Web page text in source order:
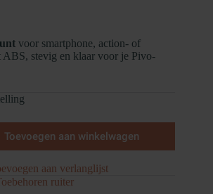
of chemische reinigingsmiddelen
voor smartphone, action- of
ABS, stevig en klaar voor je Pivo-
Toevoegen aan winkelwagen
aan verlanglijst
ruiter